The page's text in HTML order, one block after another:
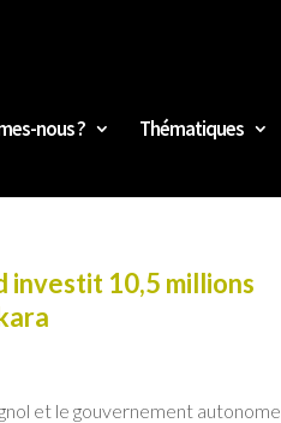
nous ? Thématiques
investit 10,5 millions
et le gouvernement autonome